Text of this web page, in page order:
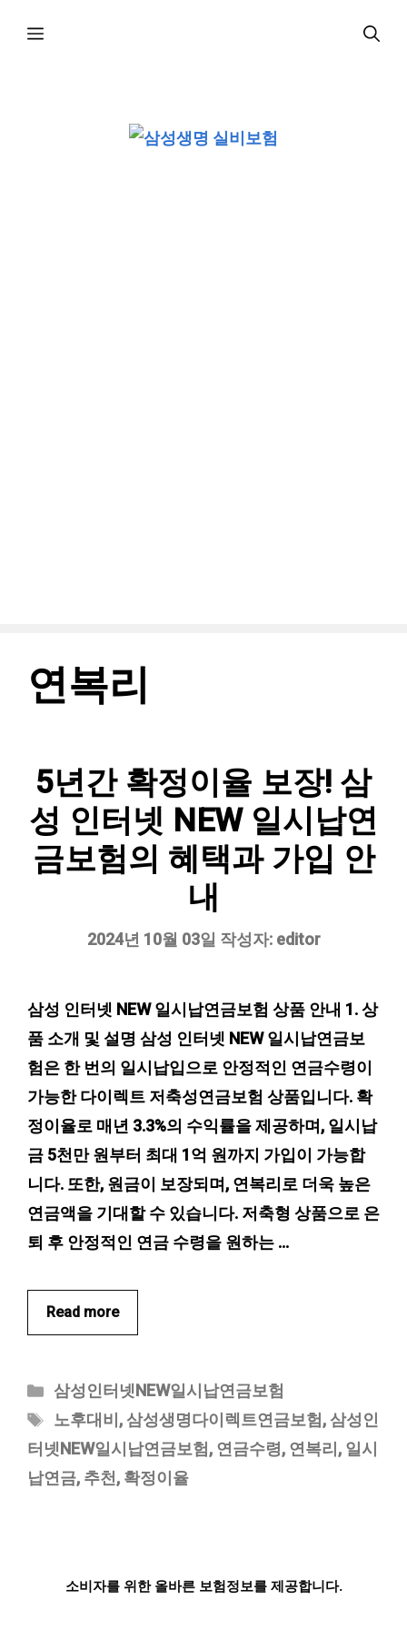
메
연복리
5년간 확정이율 보장! 삼
성 인터넷 NEW 일시납연
금보험의 혜택과 가입 안
내
2024년 10월 03일 작성자: editor
삼성 인터넷 NEW 일시납연금보험 상품 안내 1. 상
품 소개 및 설명 삼성 인터넷 NEW 일시납연금보
험은 한 번의 일시납입으로 안정적인 연금수령이
가능한 다이렉트 저축성연금보험 상품입니다. 확
정이율로 매년 3.3%의 수익률을 제공하며, 일시납
금 5천만 원부터 최대 1억 원까지 가입이 가능합
니다. 또한, 원금이 보장되며, 연복리로 더욱 높은
연금액을 기대할 수 있습니다. 저축형 상품으로 은
퇴 후 안정적인 연금 수령을 원하는 …
Read more
카
테
고
리
삼성인터넷NEW일시납연금보험
태
그
노후대비 ,삼성생명다이렉트연금보험 ,삼성인
터넷NEW일시납연금보험 , 연금수령, 연복리 , 일시
납연금, 추천, 확정이율
소비자를 위한 올바른 보험정보를 제공합니다.